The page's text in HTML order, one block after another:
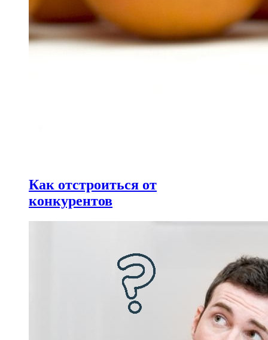
Как отстроиться от
конкурентов